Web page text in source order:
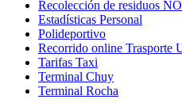
Recolección de residuos
Estadísticas Personal
Polideportivo
Recorrido online Trasporte
Tarifas Taxi
Terminal Chuy
Terminal Rocha